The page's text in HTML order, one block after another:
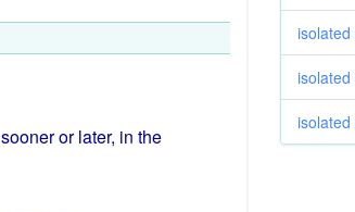
sooneror later, in the